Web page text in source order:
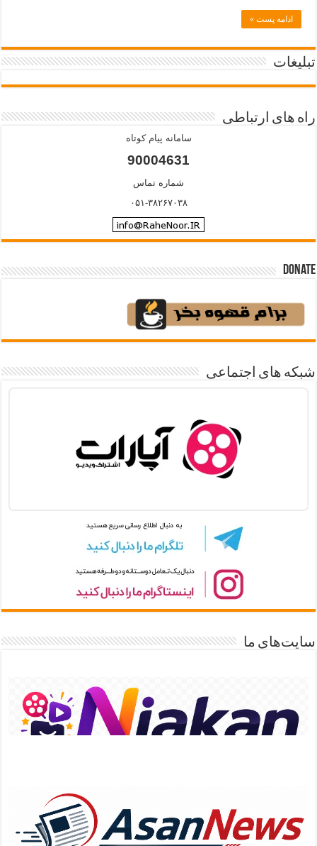
ادامه پست »
تبلیغات
راه های ارتباطی
سامانه پیام کوتاه
90004631
شماره تماس
۰۵۱-۳۸۲۶۷۰۳۸
Donate
شبکه های اجتماعی
سایت‌های ما